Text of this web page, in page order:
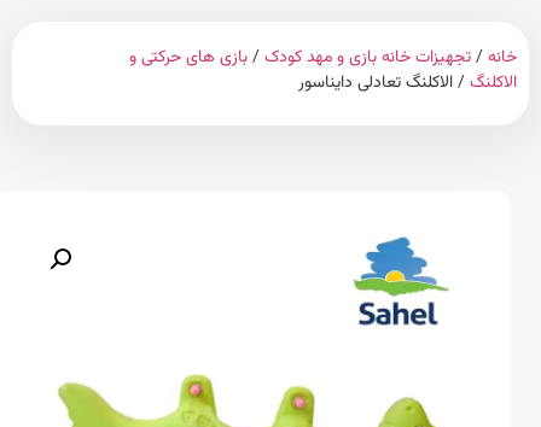
تجهیزات خانه بازی و مهد کودک/بازی های حرکتی و
/ الاکلنگ تعادلی دایناسور